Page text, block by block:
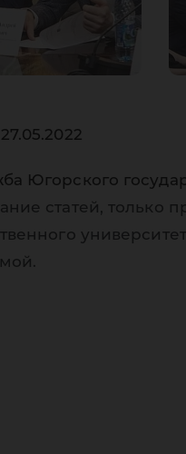
27.05.2022
Югорского
статей, только